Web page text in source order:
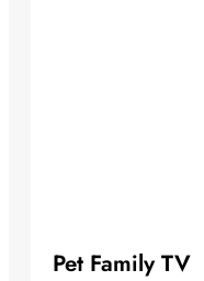
Pet Family TV